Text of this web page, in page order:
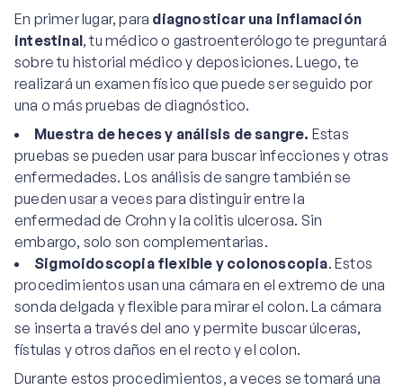
En primer lugar, para diagnosticar una inflamación
intestinal, tu médico o gastroenterólogo te preguntará
sobre tu historial médico y deposiciones. Luego, te
realizará un examen físico que puede ser seguido por
una o más pruebas de diagnóstico.
Muestra de heces y análisis de sangre. Estas
pruebas se pueden usar para buscar infecciones y otras
enfermedades. Los análisis de sangre también se
pueden usar a veces para distinguir entre la
enfermedad de Crohn y la colitis ulcerosa. Sin
embargo, solo son complementarias.
Sigmoidoscopia flexible y colonoscopia. Estos
procedimientos usan una cámara en el extremo de una
sonda delgada y flexible para mirar el colon. La cámara
se inserta a través del ano y permite buscar úlceras,
fístulas y otros daños en el recto y el colon.
Durante estos procedimientos, a veces se tomará una